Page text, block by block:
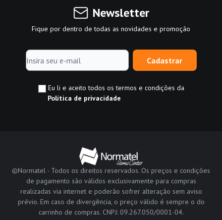
Newsletter
Fique por dentro de todas as novidades e promoção
Cadastrar
Eu li e aceito todos os termos e condições da
Política de privacidade
©Normatel - Todos os direitos reservados. Os preços e condições
de pagamento são válidos exclusivamente para compras
realizadas via internet e poderão sofrer alteração sem aviso
prévio. Em caso de divergência, o preço válido é sempre o do
carrinho de compras. CNPJ: 09.267.050/0001-04.